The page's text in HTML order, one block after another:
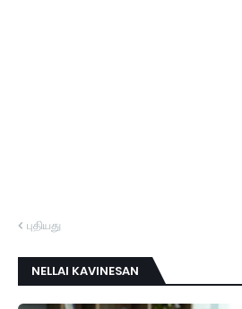
புதியது
NELLAI KAVINESAN